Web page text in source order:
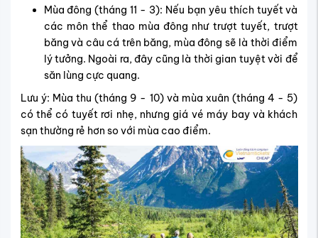
Mùa đông (tháng 11 - 3): Nếu bạn yêu thích tuyết và
các môn thể thao mùa đông như trượt tuyết, trượt
băng và câu cá trên băng, mùa đông sẽ là thời điểm
lý tưởng. Ngoài ra, đây cũng là thời gian tuyệt vời để
săn lùng cực quang.
Lưu ý: Mùa thu (tháng 9 - 10) và mùa xuân (tháng 4 - 5)
có thể có tuyết rơi nhẹ, nhưng giá vé máy bay và khách
sạn thường rẻ hơn so với mùa cao điểm.